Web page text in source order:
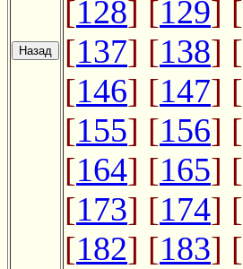
[128] [129] [
[137] [138] [
[146] [147] [
[155] [156] [
[164] [165] [
[173] [174] [
[182] [183] [